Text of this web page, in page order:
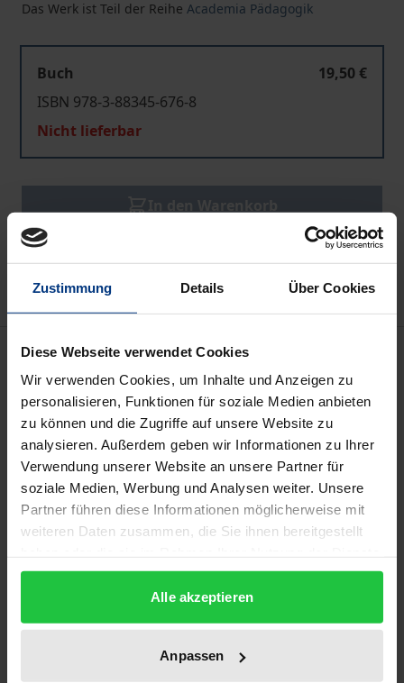
Zustimmung Details Über Cookies
Diese Webseite verwendet Cookies
Wir verwenden Cookies, um Inhalte und Anzeigen zu
personalisieren, Funktionen für soziale Medien anbieten
zu können und die Zugriffe auf unsere Website zu
analysieren. Außerdem geben wir Informationen zu Ihrer
Verwendung unserer Website an unsere Partner für
soziale Medien, Werbung und Analysen weiter. Unsere
Partner führen diese Informationen möglicherweise mit
weiteren Daten zusammen, die Sie ihnen bereitgestellt
gesammelt haben.
Alle akzeptieren
Anpassen
Das Werk ist Teil der Reihe Academia Pädagogik
Buch
19,50 €
ISBN 978-3-88345-676-8
Nicht lieferbar
Zur Wunschliste hinzufügen
Beschreibung
Untersuchungsgegenstand dieses Buches ist die
Minjung-Bewegung: eine alte, politisch und kulturell
orientierte Volksbewegung, in der vielgestaltig die
humanen Erwartungen der demokratischen
Opposition im heutigen geteilten Korea zum
Ausdruck kommen. Prägnant stellt der Autor die
offiziellen regierungsamtlichen Pädagogik und in
der Minjung-Bewegung dar. Seine Studien in
Deutschland, vor allem der verständnisvolle und